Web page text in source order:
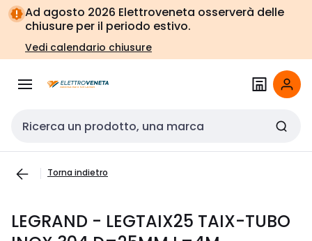
Vai alla
navigazione
Vai
alla
pagina
Ad agosto 2026 Elettroveneta osserverà delle
chiusure per il periodo estivo.
Vedi calendario chiusure
Cerca input
Torna indietro
LEGRAND - LEGTAIX25 TAIX-TUBO